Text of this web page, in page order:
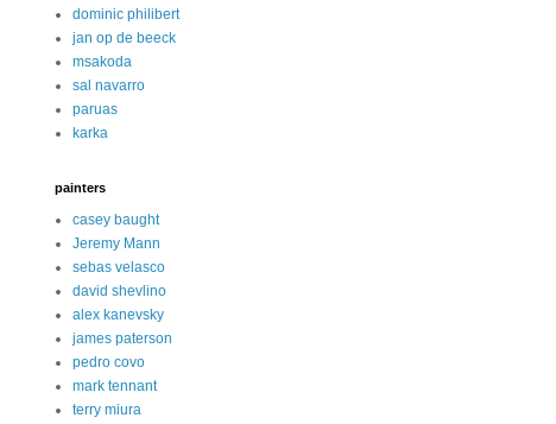
dominic philibert
jan op de beeck
msakoda
sal navarro
paruas
karka
painters
casey baught
Jeremy Mann
sebas velasco
david shevlino
alex kanevsky
james paterson
pedro covo
mark tennant
terry miura